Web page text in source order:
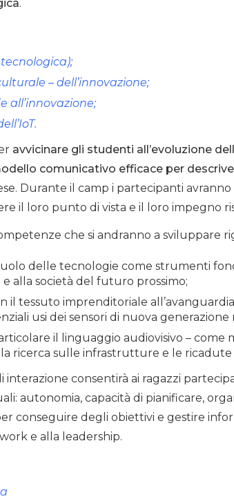
.
– dell’innovazione;
all’innovazione;
avvicinare gli studenti all’evoluzione
comunicativo efficace per
Durante il camp i partecipanti avranno
il loro punto di vista e il loro impegno
che si andranno a sviluppare
delle tecnologie come strumenti
e alla società del futuro prossimo;
il tessuto imprenditoriale
usi dei sensori di nuova generazione
il linguaggio audiovisivo – come
ricerca sulle infrastrutture e le
interazione consentirà ai ragazzi
autonomia, capacità di pianificare,
conseguire degli obiettivi e gestire
e alla leadership.